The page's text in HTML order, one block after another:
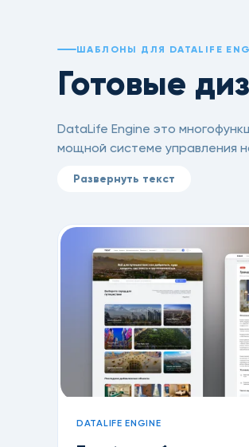
кто хочет автонаполнение без
ШАБЛОНЫ ДЛЯ DATALIFE
Готовые
DataLife Engine это
мощной системе управления
массовой информации и
Развернуть текст
DATALIFE ENGINE